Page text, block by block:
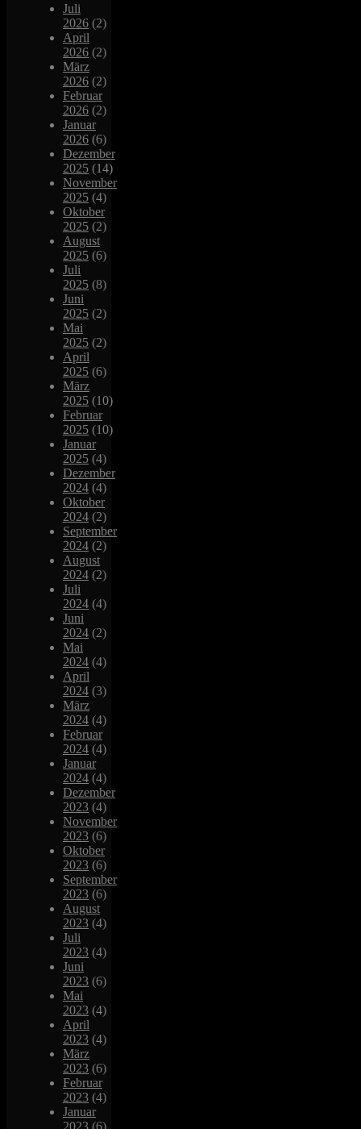
Juli
2026 (2)
April
2026 (2)
März
2026 (2)
Februar
2026 (2)
Januar
2026 (6)
Dezember
2025 (14)
November
2025 (4)
Oktober
2025 (2)
August
2025 (6)
Juli
2025 (8)
Juni
2025 (2)
Mai
2025 (2)
April
2025 (6)
März
2025 (10)
Februar
2025 (10)
Januar
2025 (4)
Dezember
2024 (4)
Oktober
2024 (2)
September
2024 (2)
August
2024 (2)
Juli
2024 (4)
Juni
2024 (2)
Mai
2024 (4)
April
2024 (3)
März
2024 (4)
Februar
2024 (4)
Januar
2024 (4)
Dezember
2023 (4)
November
2023 (6)
Oktober
2023 (6)
September
2023 (6)
August
2023 (4)
Juli
2023 (4)
Juni
2023 (6)
Mai
2023 (4)
April
2023 (4)
März
2023 (6)
Februar
2023 (4)
Januar
2023 (6)